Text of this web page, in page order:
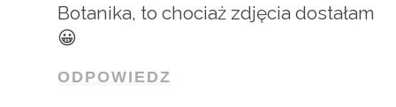
Botanika, to chociaż zdjęcia dostałam
😀
ODPOWIEDZ